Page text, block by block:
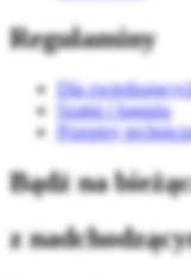
Regulaminy
Dla
Szatni i bagażu
Przepisy
Bądź na
z